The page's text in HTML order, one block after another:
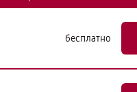
бесплатно